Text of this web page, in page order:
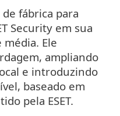
de fábrica para
Security em sua
Ele
ampliando
e introduzindo
baseado em
pela ESET.